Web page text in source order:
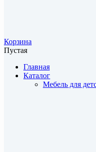
Корзина
Пустая
Главная
Каталог
Мебель для